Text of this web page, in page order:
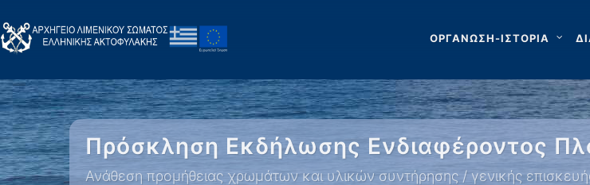
ΟΡΓΑΝΩΣΗ-ΙΣΤΟΡΙΑ
Πρόσκληση Εκδήλωσης Ενδιαφέροντος
Ανάθεση προμήθειας χρωμάτων και υλικών συντήρησης / γενικής